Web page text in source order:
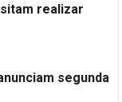
realizar
segunda